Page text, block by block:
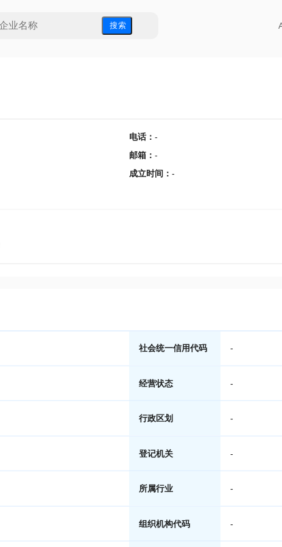
搜 索
电话： -
邮箱 ： -
成立时间 ： -
社会统一信用代码 -
经营状态 -
行政区划 -
登记机关 -
所属行业 -
组织机构代码 -